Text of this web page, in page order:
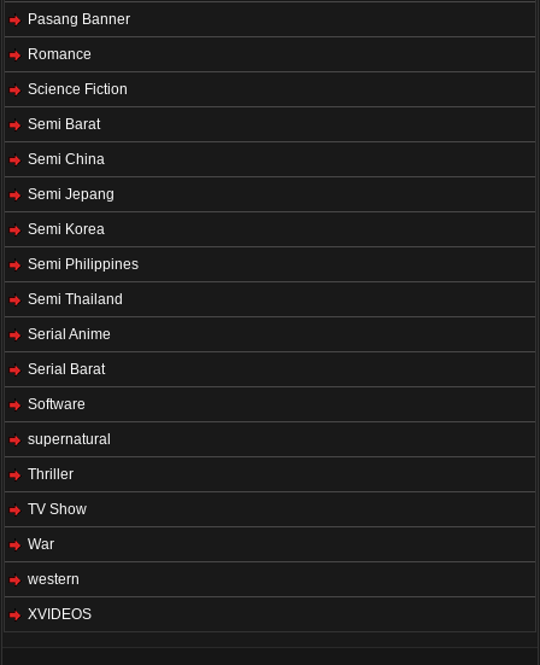
Pasang Banner
Romance
Science Fiction
Semi Barat
Semi China
Semi Jepang
Semi Korea
Semi Philippines
Semi Thailand
Serial Anime
Serial Barat
Software
supernatural
Thriller
TV Show
War
western
XVIDEOS